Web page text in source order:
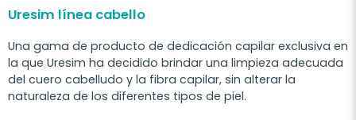
Uresim línea cabello
Una gama de producto de dedicación capilar exclusiva en
la que Uresim ha decidido brindar una limpieza adecuada
del cuero cabelludo y la fibra capilar, sin alterar la
naturaleza de los diferentes tipos de piel.